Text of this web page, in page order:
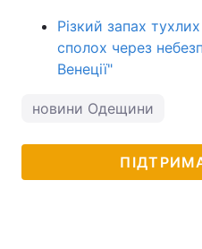
Різкий запах
сполох через
Венеції"
новини Одещини